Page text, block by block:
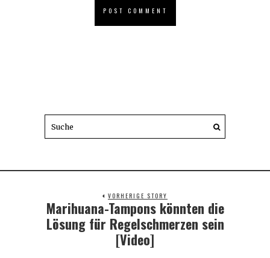
VORHERIGE STORY
Previous
post:
Marihuana-Tampons könnten die
Lösung für Regelschmerzen sein
[Video]